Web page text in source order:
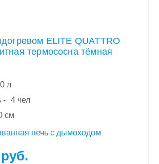
ELITE QUATTRO
термососна тёмная
л
- 4 чел
см
печь с дымоходом